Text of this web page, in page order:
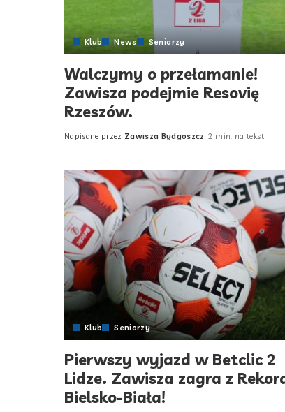
Klub News Seniorzy
Walczymy o przełamanie!
Zawisza podejmie Resovię
Rzeszów.
Posted
Napisane przez Zawisza Bydgoszcz 2 min. na tekst
Klub Seniorzy
Pierwszy wyjazd w Betclic 2
Lidze. Zawisza zagra z
Bielsko-Biała!